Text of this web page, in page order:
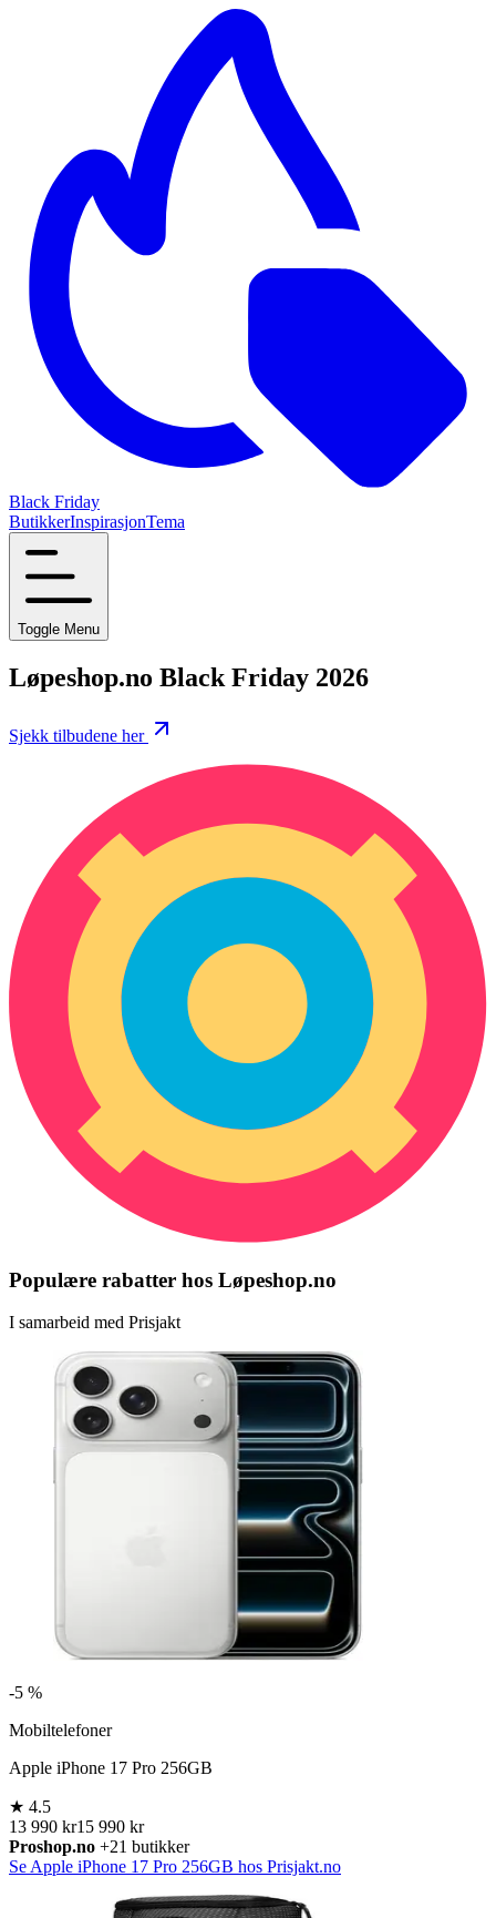
Black Friday
ButikkerInspirasjonTema
Toggle Menu
Løpeshop.no Black Friday 2026
Sjekk tilbudene her
Populære rabatter hos Løpeshop.no
I samarbeid med Prisjakt
-5 %
Mobiltelefoner
Apple iPhone 17 Pro 256GB
★ 4.5
13 990 kr15 990 kr
Proshop.no +21 butikker
Se Apple iPhone 17 Pro 256GB hos Prisjakt.no